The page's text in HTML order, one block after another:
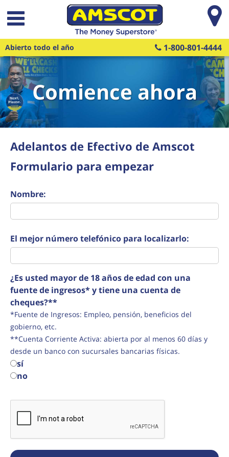
Saltar al contenido principal
Abierto todo el año 1-800-801-4444
Comience ahora
Adelantos de Efectivo de Amscot
Formulario para empezar
Nombre:
El mejor número telefónico para localizarlo:
¿Es usted mayor de 18 años de edad con una
fuente de ingresos* y tiene una cuenta de
cheques?**
*Fuente de Ingresos: Empleo, pensión, beneficios del
gobierno, etc.
**Cuenta Corriente Activa: abierta por al menos 60 días y
desde un banco con sucursales bancarias físicas.
sí
no